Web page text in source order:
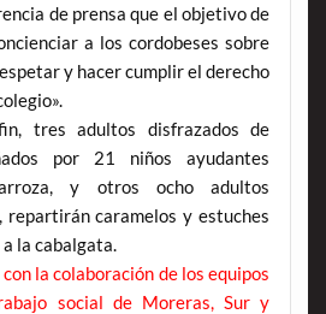
de prensa que el objetivo de
a los cordobeses sobre
y hacer cumplir el derecho
tres adultos disfrazados de
por 21 niños ayudantes
y otros ocho adultos
repartirán caramelos y estuches
la cabalgata.
la colaboración de los equipos
social de Moreras, Sur y